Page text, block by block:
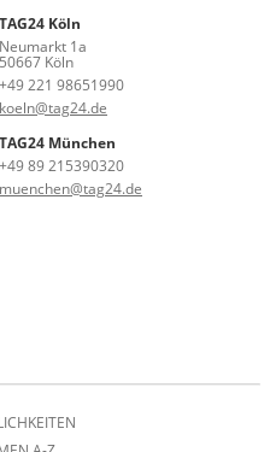
TAG24 Köln
Neumarkt 1a
50667 Köln
+49 221 98651990
koeln@tag24.de
TAG24 München
+49 89 215390320
muenchen@tag24.de